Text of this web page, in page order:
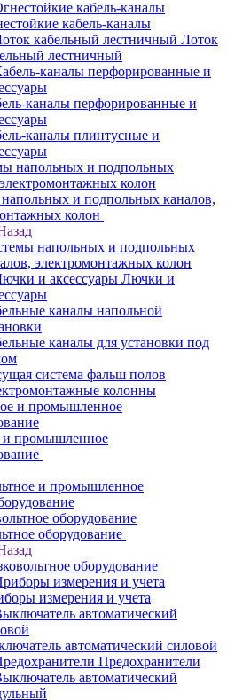
кабель-каналы
Лоток
лестничный
каналы перфорированные и
каналы плинтусные и
и подпольных каналов,
колон
напольных и подпольных
электромонтажных колон
Лючки и
каналы напольной
каналы для установки под
система фальш полов
колонны
и промышленное
и промышленное
оборудование
оборудование
измерения и учета
автоматический силовой
Предохранители